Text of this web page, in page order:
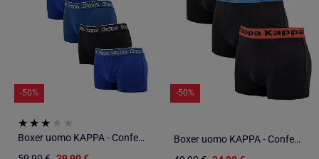
-50%
Boxer uomo KAPPA - Confezione da 6
-50%
Boxer uomo KAPPA - Confezione da 4